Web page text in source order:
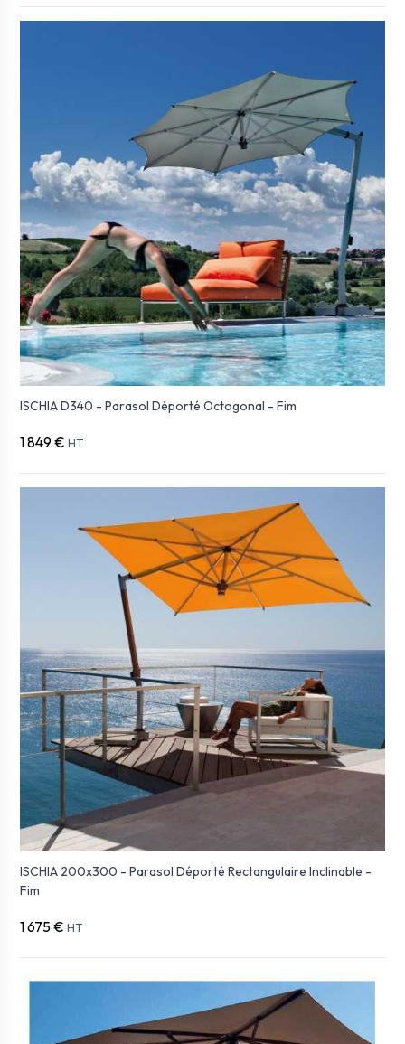
ISCHIA D340 - Parasol Déporté Octogonal - Fim
1 849 € HT
ISCHIA 200x300 - Parasol Déporté Rectangulaire Inclinable -
Fim
1 675 € HT